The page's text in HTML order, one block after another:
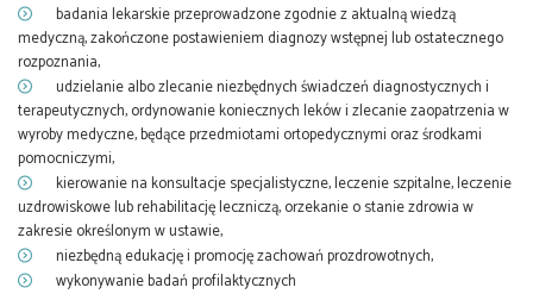
badania lekarskie przeprowadzone zgodnie z aktualną wiedzą
medyczną, zakończone postawieniem diagnozy wstępnej lub ostatecznego
rozpoznania,
udzielanie albo zlecanie niezbędnych świadczeń diagnostycznych i
terapeutycznych, ordynowanie koniecznych leków i zlecanie zaopatrzenia w
wyroby medyczne, będące przedmiotami ortopedycznymi oraz środkami
pomocniczymi,
kierowanie na konsultacje specjalistyczne, leczenie szpitalne, leczenie
uzdrowiskowe lub rehabilitację leczniczą, orzekanie o stanie zdrowia w
zakresie określonym w ustawie,
niezbędną edukację i promocję zachowań prozdrowotnych,
wykonywanie badań profilaktycznych